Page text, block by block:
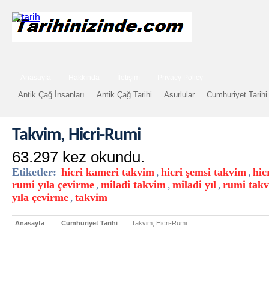
Antik Çağ İnsanları Antik Çağ Tarihi Asurlular Cumhuriyet Tarihi
Takvim, Hicri-Rumi
63.297 kez okundu.
Etiketler: hicri kameri takvim , hicri şemsi takvim ,
rumi yıla çevirme , miladi takvim , miladi yıl , rumi
yıla çevirme , takvim
Anasayfa Cumhuriyet Tarihi Takvim, Hicri-Rumi